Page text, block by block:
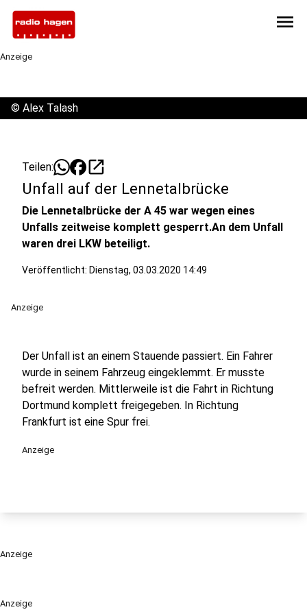
menu
Anzeige
Anzeige
© Alex Talash
Teilen: open_in_new
Unfall auf der Lennetalbrücke
Die Lennetalbrücke der A 45 war wegen eines
Unfalls zeitweise komplett gesperrt.An dem Unfall
waren drei LKW beteiligt.
Veröffentlicht: Dienstag, 03.03.2020 14:49
Anzeige
Der Unfall ist an einem Stauende passiert. Ein Fahrer
wurde in seinem Fahrzeug eingeklemmt. Er musste
befreit werden. Mittlerweile ist die Fahrt in Richtung
Dortmund komplett freigegeben. In Richtung
Frankfurt ist eine Spur frei.
Anzeige
Anzeige